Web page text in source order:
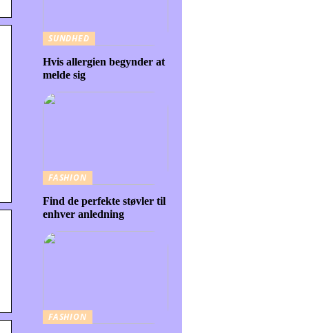
SUNDHED
Hvis allergien begynder at
melde sig
FASHION
Find de perfekte støvler til
enhver anledning
FASHION